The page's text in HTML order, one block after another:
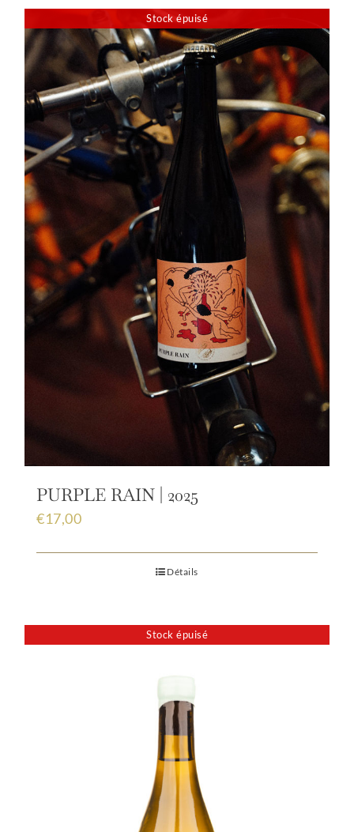
Stock épuisé
PURPLE RAIN | 2025
€17,00
Détails
Stock épuisé